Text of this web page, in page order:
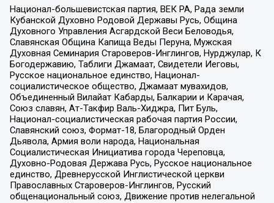
Национал-большевистская партия, ВЕК РА, Рада земли
Кубанской Духовно Родовой Державы Русь, Община
Духовного Управления Асгардской Веси Беловодья,
Славянская Община Капища Веды Перуна, Мужская
Духовная Семинария Староверов-Инглингов, Нурджулар, К
Богодержавию, Таблиги Джамаат, Свидетели Иеговы,
Русское национальное единство, Национал-
социалистическое общество, Джамаат мувахидов,
Объединенный Вилайат Кабарды, Балкарии и Карачая,
Союз славян, Ат-Такфир Валь-Хиджра, Пит Буль,
Национал-социалистическая рабочая партия России,
Славянский союз, Формат-18, Благородный Орден
Дьявола, Армия воли народа, Национальная
Социалистическая Инициатива города Череповца,
Духовно-Родовая Держава Русь, Русское национальное
единство, Древнерусской Инглистической церкви
Православных Староверов-Инглингов, Русский
общенациональный союз, Движение против нелегальной